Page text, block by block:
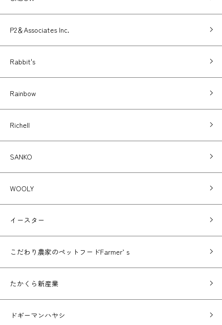
P2＆Associates Inc.
Rabbit's
Rainbow
Richell
SANKO
WOOLY
イースター
こだわり農家のペットフードFarmer’ｓ
たかくら新産業
ドギーマンハヤシ